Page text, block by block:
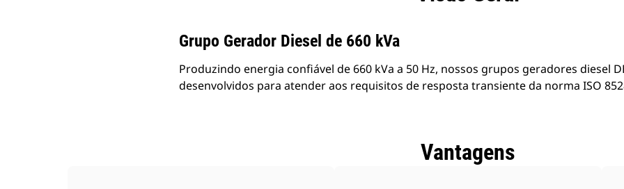
Grupo Gerador Diesel de 660 kVa
Produzindo energia confiável de 660 kVa a 50 Hz, nossos grupos geradores diesel
desenvolvidos para atender aos requisitos de resposta transiente da norma ISO
Vantagens